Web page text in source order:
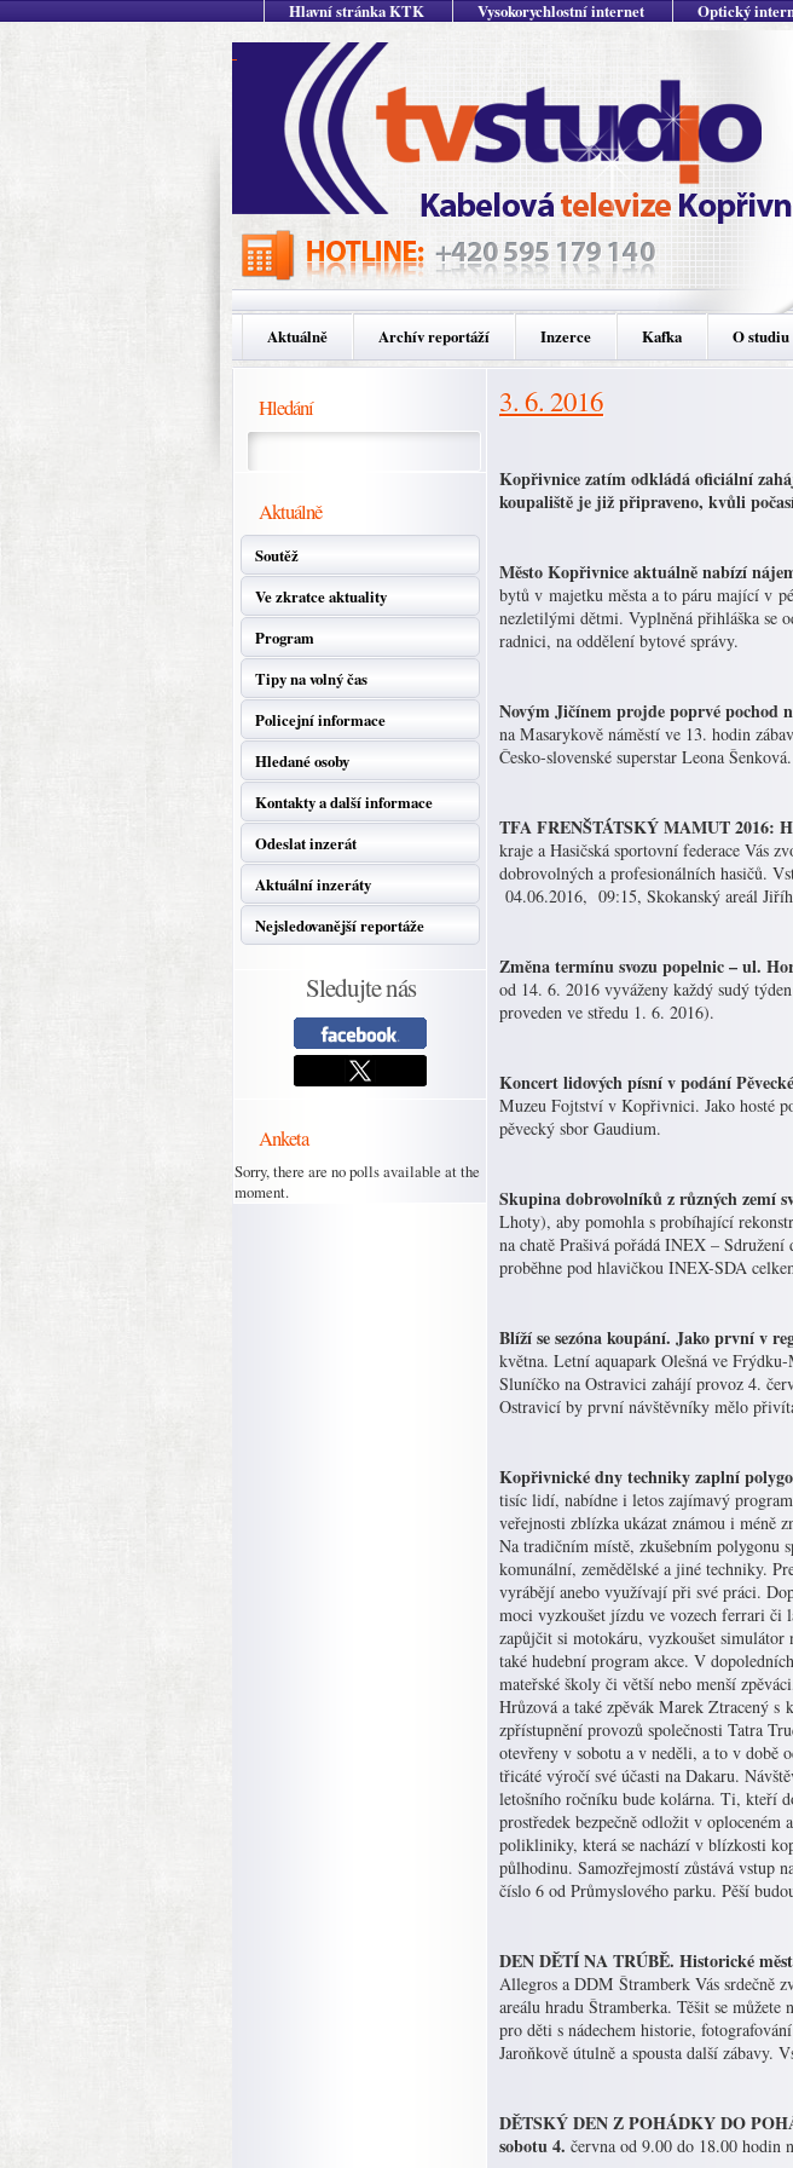
Hlavní stránka KTK Vysokorychlostní internet Optický
Aktuálně Archív reportáží Inzerce Kafka O studiu
Hledání
Aktuálně
Soutěž
Ve zkratce aktuality
Program
Tipy na volný čas
Policejní informace
Hledané osoby
Kontakty a další informace
Odeslat inzerát
Aktuální inzeráty
Nejsledovanější reportáže
Sledujte nás
Anketa
Sorry, there are no polls available at the
moment.
3. 6. 2016
Kopřivnice zatím odkládá oficiální
koupaliště je již připraveno, kvůli
Město Kopřivnice aktuálně nabízí
bytů v majetku města a to páru mající v
nezletilými dětmi. Vyplněná přihláška se
radnici, na oddělení bytové správy.
Novým Jičínem projde poprvé pochod
na Masarykově náměstí ve 13. hodin
Česko-slovenské superstar Leona
TFA FRENŠTÁTSKÝ MAMUT 2016:
kraje a Hasičská sportovní federace Vás
dobrovolných a profesionálních hasičů.
04.06.2016, 09:15, Skokanský areál
Změna termínu svozu popelnic – ul.
od 14. 6. 2016 vyváženy každý sudý
proveden ve středu 1. 6. 2016).
Koncert lidových písní v podání
Muzeu Fojtství v Kopřivnici. Jako hosté
pěvecký sbor Gaudium.
Skupina dobrovolníků z různých zemí
Lhoty), aby pomohla s probíhající
na chatě Prašivá pořádá INEX –
proběhne pod hlavičkou INEX-SDA
Blíží se sezóna koupání. Jako první v
května. Letní aquapark Olešná ve
Sluníčko na Ostravici zahájí provoz 4.
Ostravicí by první návštěvníky mělo
Kopřivnické dny techniky zaplní
tisíc lidí, nabídne i letos zajímavý
veřejnosti zblízka ukázat známou i méně
Na tradičním místě, zkušebním polygonu
komunální, zemědělské a jiné techniky.
vyrábějí anebo využívají při své práci.
moci vyzkoušet jízdu ve vozech ferrari
zapůjčit si motokáru, vyzkoušet
také hudební program akce. V
mateřské školy či větší nebo menší
Hrůzová a také zpěvák Marek Ztracený
zpřístupnění provozů společnosti Tatra
otevřeny v sobotu a v neděli, a to v době
třicáté výročí své účasti na Dakaru.
letošního ročníku bude kolárna. Ti, kteří
prostředek bezpečně odložit v oploceném
polikliniky, která se nachází v blízkosti
půlhodinu. Samozřejmostí zůstává vstup
číslo 6 od Průmyslového parku. Pěší
DEN DĚTÍ NA TRÚBĚ. Historické
Allegros a DDM Štramberk Vás srdečně
areálu hradu Štramberka. Těšit se
pro děti s nádechem historie,
Jaroňkově útulně a spousta další zábavy.
DĚTSKÝ DEN Z POHÁDKY DO
sobotu 4. června od 9.00 do 18.00 hodin